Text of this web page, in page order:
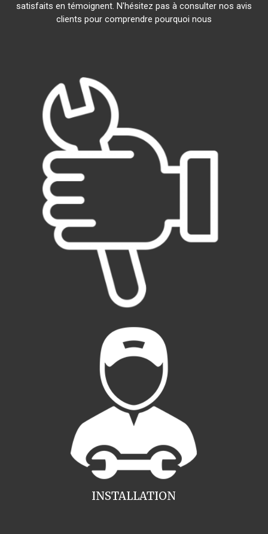
satisfaits en témoignent. N'hésitez pas à consulter nos avis
clients pour comprendre pourquoi nous
INSTALLATION